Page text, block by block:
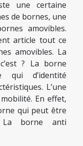
une certaine
de bornes, une
amovibles.
article tout ce
amovibles. La
? La borne
d’identité
L’une
En effet,
qui peut être
La borne anti